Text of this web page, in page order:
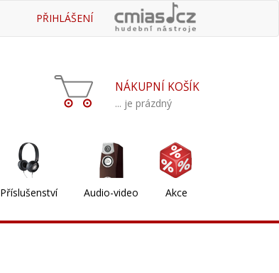
PŘIHLÁŠENÍ
NÁKUPNÍ KOŠÍK
... je prázdný
Příslušenství Audio-video Akce